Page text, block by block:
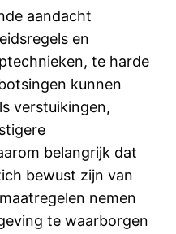
aandacht
en
te harde
kunnen
verstuikingen,
belangrijk dat
bewust zijn van
nemen
te waarborgen